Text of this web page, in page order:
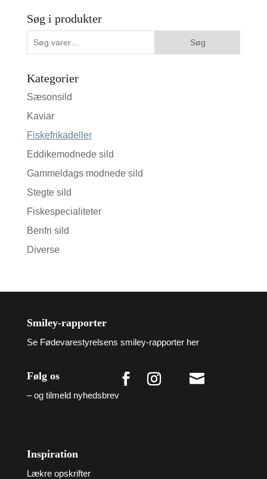
Søg i produkter
Søg
Kategorier
Sæsonsild
Kaviar
Fiskefrikadeller
Eddikemodnede sild
Gammeldags modnede sild
Stegte sild
Fiskespecialiteter
Benfri sild
Diverse
Smiley-rapporter
Se Fødevarestyrelsens smiley-rapporter her
Følg os
– og tilmeld nyhedsbrev

Inspiration
Lækre opskrifter